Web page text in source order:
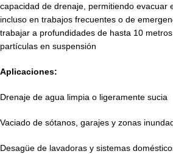
capacidad de drenaje, permitiendo evacuar
incluso en trabajos frecuentes o de
trabajar a profundidades de hasta 10
partículas en suspensión
Aplicaciones:
Drenaje de agua limpia o ligeramente sucia
Vaciado de sótanos, garajes y zonas
Desagüe de lavadoras y sistemas